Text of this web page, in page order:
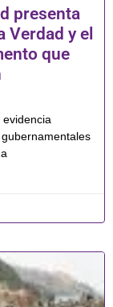
presenta
Verdad y el
que